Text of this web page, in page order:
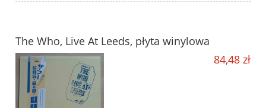
The Who, Live At Leeds, płyta winylowa
84,48 zł